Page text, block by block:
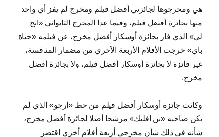
هي ومخرجوها لجائزتي أفضل فيلم ومخرج لم يفز أي واحد
منها بجائزة أفضل فيلم، وفيما عدا المخرج التايواني «انج
لي» الذي فاز بجائزة أوسكار أفضل مخرج، عن فيلمه «حياة
باي» خرجت الأفلام الأربعة الأخري من مضمار المنافسة،
غير فائزة لا بجائزة أوسكار أفضل فيلم، ولا بجائزة أفضل
مخرج.
وكانت جائزة أوسكار أفضل فيلم من حظ «ارجو» الذي لم
يكن صاحبه «بن افليك» مرشحا أصلا لجائزة أفضل مخرج،
شأنه في ذلك شأن مخرجي أربعة أفلام أخري اقتصر